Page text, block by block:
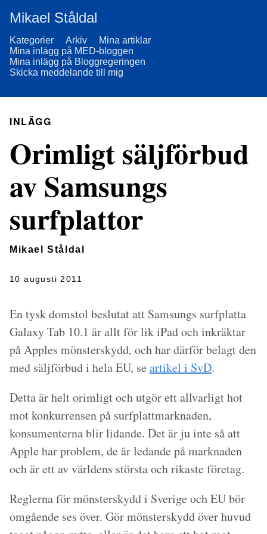
Mikael Ståldal
Kategorier Arkiv
Mina artiklar
Mina inlägg på MED-bloggen
Mina inlägg på Bloggregeringen
Skicka meddelande till mig
INLÄGG
Orimligt säljförbud
av Samsungs
surfplattor
Mikael Ståldal
10 augusti 2011
En tysk domstol beslutat att Samsungs surfplatta
Galaxy Tab 10.1 är allt för lik iPad och inkräktar
på Apples mönsterskydd, och har därför belagt den
med säljförbud i hela EU, se artikel i SvD.
Detta är helt orimligt och utgör ett allvarligt hot
mot konkurrensen på surfplattmarknaden,
konsumenterna blir lidande. Det är ju inte så att
Apple har problem, de är ledande på marknaden
och är ett av världens största och rikaste företag.
Reglerna för mönsterskydd i Sverige och EU bör
omgående ses över. Gör mönsterskydd över huvud